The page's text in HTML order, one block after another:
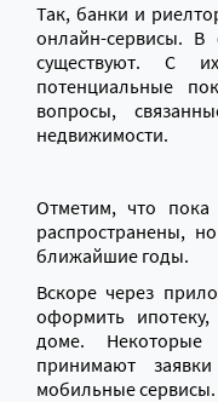
Так, банки и
онлайн-сервисы.
существуют. С
потенциальные
вопросы,
недвижимости.
Отметим, что пока
распространены,
ближайшие годы.
Вскоре через
оформить
доме.
принимают
мобильныесервисы.